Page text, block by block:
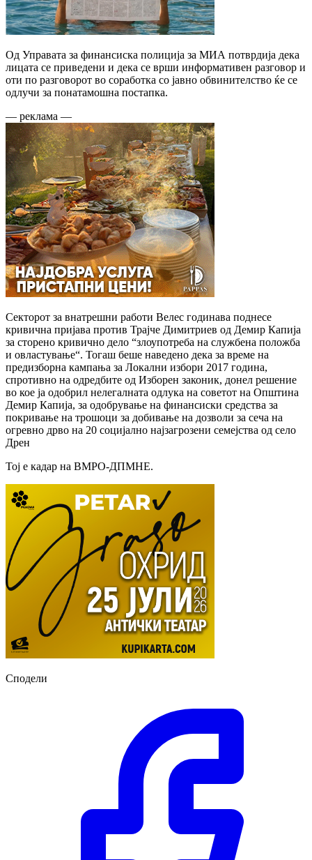
Од Управата за финансиска полиција за МИА потврдија дека
лицата се приведени и дека се врши информативен разговор и
оти по разговорот во соработка со јавно обвинителство ќе се
одлучи за понатамошна постапка.
— реклама —
Секторот за внатрешни работи Велес годинава поднесе
кривична пријава против Трајче Димитриев од Демир Капија
за сторено кривично дело “злоупотреба на службена положба
и овластување“. Тогаш беше наведено дека за време на
предизборна кампања за Локални избори 2017 година,
спротивно на одредбите од Изборен законик, донел решение
во кое ја одобрил нелегалната одлука на советот на Општина
Демир Капија, за одобрување на финансиски средства за
покривање на трошоци за добивање на дозволи за сеча на
огревно дрво на 20 социјално најзагрозени семејства од село
Дрен
Тој е кадар на ВМРО-ДПМНЕ.
Сподели